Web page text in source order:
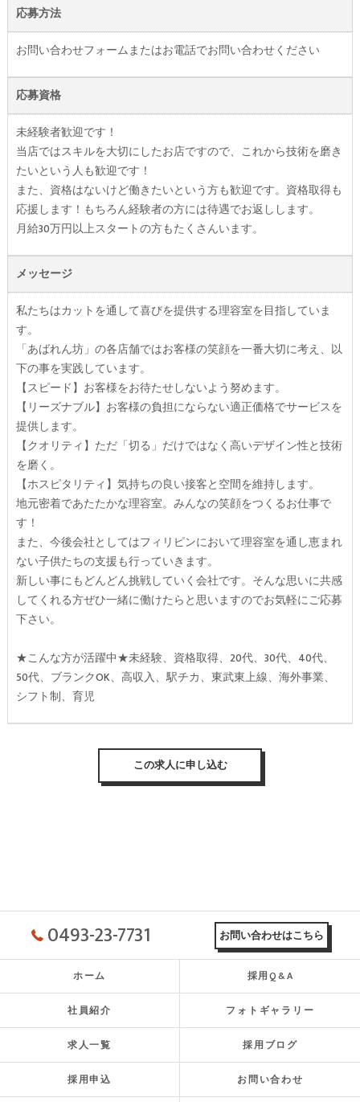
応募方法
お問い合わせフォームまたはお電話でお問い合わせください
応募資格
未経験者歓迎です！
当店ではスキルを大切にしたお店ですので、これから技術を磨き
たいという人も歓迎です！
また、資格はないけど働きたいという方も歓迎です。資格取得も
応援します！もちろん経験者の方には待遇でお返しします。
月給30万円以上スタートの方もたくさんいます。
メッセージ
私たちはカットを通して喜びを提供する理容室を目指していま
す。
「あばれん坊」の各店舗ではお客様の笑顔を一番大切に考え、以
下の事を実践しています。
【スピード】お客様をお待たせしないよう努めます。
【リーズナブル】お客様の負担にならない適正価格でサービスを
提供します。
【クオリティ】ただ「切る」だけではなく高いデザイン性と技術
を磨く。
【ホスピタリティ】気持ちの良い接客と空間を維持します。
地元密着であたたかな理容室。みんなの笑顔をつくるお仕事で
す！
また、今後会社としてはフィリピンにおいて理容室を通し恵まれ
ない子供たちの支援も行っていきます。
新しい事にもどんどん挑戦していく会社です。そんな思いに共感
してくれる方ぜひ一緒に働けたらと思いますのでお気軽にご応募
下さい。
★こんな方が活躍中★未経験、資格取得、20代、30代、40代、
50代、ブランクOK、高収入、駅チカ、東武東上線、海外事業、
シフト制、育児
この求人に申し込む
0493-23-7731 お問い合わせはこちら
ホーム 採用Q&A
社員紹介 フォトギャラリー
求人一覧 採用ブログ
採用申込 お問い合わせ